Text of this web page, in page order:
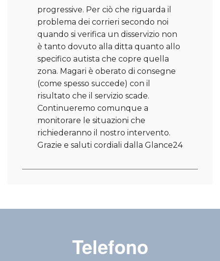
progressive. Per ciò che riguarda il
problema dei corrieri secondo noi
quando si verifica un disservizio non
è tanto dovuto alla ditta quanto allo
specifico autista che copre quella
zona. Magari è oberato di consegne
(come spesso succede) con il
risultato che il servizio scade.
Continueremo comunque a
monitorare le situazioni che
richiederanno il nostro intervento.
Grazie e saluti cordiali dalla Glance24
Telefono